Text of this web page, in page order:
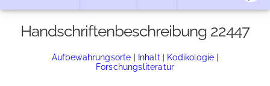
Handschriftenbeschreibung 22447
Aufbewahrungsorte | Inhalt | Kodikologie |
Forschungsliteratur